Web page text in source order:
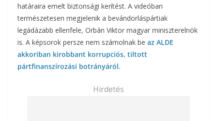
határaira emelt biztonsági kerítést. A videóban
természetesen megjelenik a bevándorláspártiak
legádázabb ellenfele, Orbán Viktor magyar miniszterelnök
is. A képsorok persze nem számolnak be az ALDE
akkoriban kirobbant korrupciós, tiltott
pártfinanszírozási botrányáról.
Hirdetés